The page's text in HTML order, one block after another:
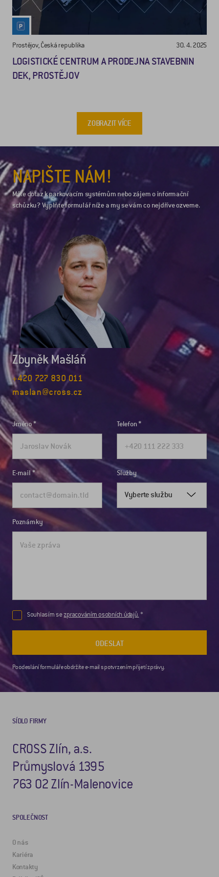
Prostějov, Česká republika 30. 4. 2025
LOGISTICKÉ CENTRUM A PRODEJNA STAVEBNIN
DEK, PROSTĚJOV
ZOBRAZIT VÍCE
NAPIŠTE NÁM!
Máte dotaz k parkovacím systémům nebo zájem o informační
schůzku? Vyplňte formulář níže a my se vám co nejdříve ozveme.
Zbyněk Mašláň
+420 727 830 011
maslan@cross.cz
Jméno Telefon
E-mail Služby
Vyberte službu
Poznámky
Souhlasím sezpracováním osobních údajů.
ODESLAT
Po odeslání formuláře obdržíte e-mail s potvrzením přijetí zprávy.
SÍDLO FIRMY
CROSS Zlín, a.s.
Průmyslová 1395
763 02 Zlín-Malenovice
SPOLEČNOST
O nás
Kariéra
Kontakty